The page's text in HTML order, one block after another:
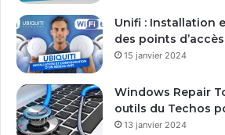
Unifi : Installation
des points
15 janvier 2024
Windows Repair
outils du Techos
13 janvier 2024